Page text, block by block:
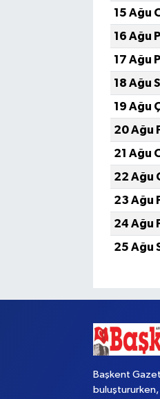
15 Ağu
16 Ağu
17 Ağu
18 Ağu
19 Ağu
20 Ağu
21 Ağu
22 Ağu
23 Ağu
24 Ağu
25 Ağu
Başkent